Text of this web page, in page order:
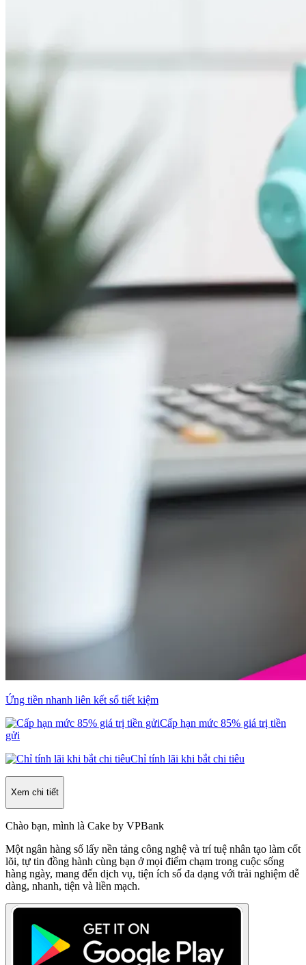
Ứng tiền nhanh liên kết sổ tiết kiệm
Cấp hạn mức 85% giá trị tiền
gửi
Chỉ tính lãi khi bắt chi tiêu
Xem chi tiết
Chào bạn, mình là Cake by VPBank
Một ngân hàng số lấy nền tảng công nghệ và trí tuệ nhân tạo làm cốt
lõi, tự tin đồng hành cùng bạn ở mọi điểm chạm trong cuộc sống
hàng ngày, mang đến dịch vụ, tiện ích số đa dạng với trải nghiệm dễ
dàng, nhanh, tiện và liền mạch.